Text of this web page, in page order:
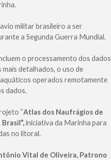
militar brasileiro a ser
a Segunda Guerra Mundial.
o processamento dos dados
detalhados, o uso de
operados remotamente
dados.
“Atlas dos Naufrágios de
iniciativa da Marinha para
no litoral.
Vital de Oliveira, Patrono